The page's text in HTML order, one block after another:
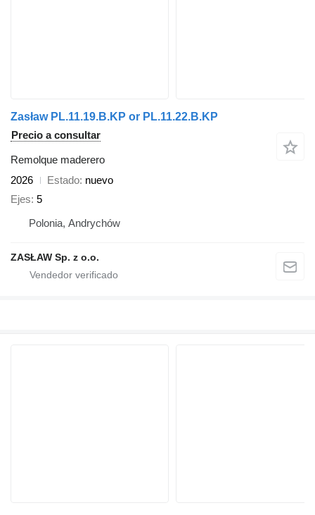
Zasław PL.11.19.B.KP or PL.11.22.B.KP
Precio a consultar
Remolque maderero
2026
Estado nuevo
Ejes 5
Polonia, Andrychów
ZASŁAW Sp. z o.o.